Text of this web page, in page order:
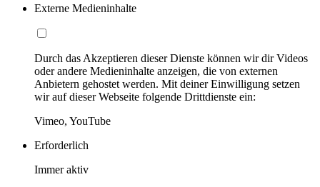
Externe Medieninhalte
Durch das Akzeptieren dieser Dienste können wir dir Videos
oder andere Medieninhalte anzeigen, die von externen
Anbietern gehostet werden. Mit deiner Einwilligung setzen
wir auf dieser Webseite folgende Drittdienste ein:
Vimeo, YouTube
Erforderlich
Immer aktiv